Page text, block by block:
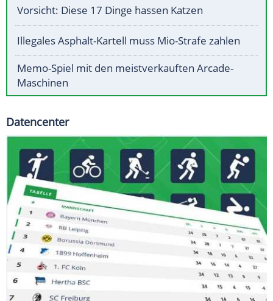
Vorsicht: Diese 17 Dinge hassen Katzen
Illegales Asphalt-Kartell muss Mio-Strafe zahlen
Memo-Spiel mit den meistverkauften Arcade-
Maschinen
Datencenter